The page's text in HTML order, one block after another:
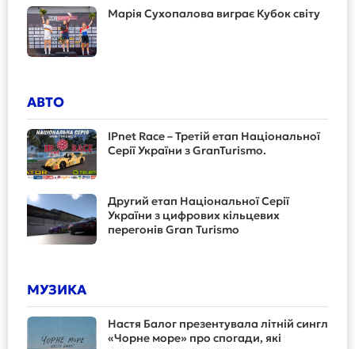
Марія Сухопалова виграє Кубок світу
АВТО
IPnet Race – Третій етап Національної
Серії України з GranTurismo.
Другий етап Національної Серії
України з цифрових кільцевих
перегонів Gran Turismo
МУЗИКА
Настя Балог презентувала літній сингл
«Чорне море» про спогади, які